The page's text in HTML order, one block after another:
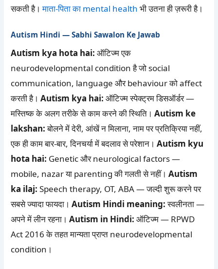
सकती है।माता-पिता का mental health भी उतना ही ज़रूरी है।
Autism Hindi — Sabhi Sawalon Ke Jawab
Autism kya hota hai: ऑटिज्म एक
neurodevelopmental condition है जो social
communication, language और behaviour को affect
करती है।Autism kya hai: ऑटिज्म स्पेक्ट्रम डिसऑर्डर —
मस्तिष्क के अलग तरीके से काम करने की स्थिति।Autism ke
lakshan:बोलने में देरी, आंखें न मिलाना, नाम पर प्रतिक्रिया नहीं,
एक ही काम बार-बार, दिनचर्या में बदलाव से परेशान।Autism kyu
hota hai: Genetic और neurological factors —
mobile, nazar या parenting की गलती से नहीं।Autism
ka ilaj: Speech therapy, OT, ABA — जल्दी शुरू करने पर
सबसे ज्यादा फायदा।Autism Hindi meaning:स्वलीनता —
अपने में लीन रहना।Autism in Hindi: ऑटिज्म — RPWD
Act 2016 के तहत मान्यता प्राप्त neurodevelopmental
condition।